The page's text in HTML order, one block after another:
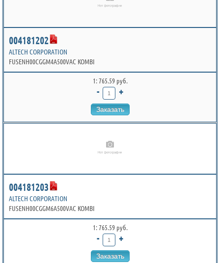
004181202
ALTECH CORPORATION
FUSENH00CGGM4A500VAC KOMBI
1: 765.59 руб.
- +
Заказать
004181203
ALTECH CORPORATION
FUSENH00CGGM6A500VAC KOMBI
1: 765.59 руб.
- +
Заказать